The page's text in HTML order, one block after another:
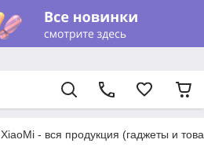
XiaoMi - вся продукция (гаджеты и